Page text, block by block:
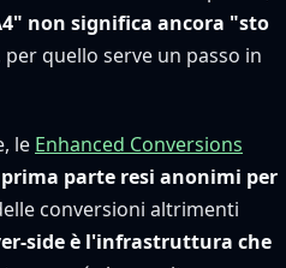
non significa ancora "sto
per quello serve un passo in
le Enhanced Conversions
parte resi anonimi per
conversioni altrimenti
side è l'infrastruttura che